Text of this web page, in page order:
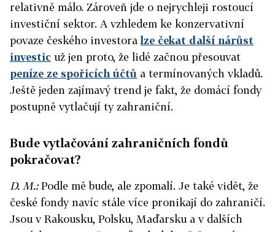
relativně málo. Zároveň jde o nejrychleji rostoucí
investiční sektor. A vzhledem ke konzervativní
povaze českého investora lze čekat další nárůst
investic už jen proto, že lidé začnou přesouvat
peníze ze spořicích účtů a termínovaných vkladů.
Ještě jeden zajímavý trend je fakt, že domácí fondy
postupně vytlačují ty zahraniční.
Bude vytlačování zahraničních fondů
pokračovat?
D. M.:Podle mě bude, ale zpomalí. Je také vidět, že
české fondy navíc stále více pronikají do zahraničí.
Jsou v Rakousku, Polsku, Maďarsku a v dalších